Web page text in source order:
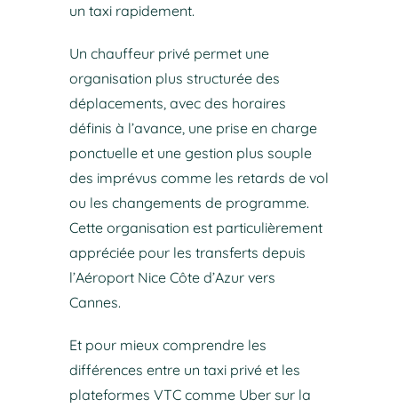
un taxi rapidement.
Un chauffeur privé permet une
organisation plus structurée des
déplacements, avec des horaires
définis à l’avance, une prise en charge
ponctuelle et une gestion plus souple
des imprévus comme les retards de vol
ou les changements de programme.
Cette organisation est particulièrement
appréciée pour les transferts depuis
l’Aéroport Nice Côte d’Azur vers
Cannes.
Et pour mieux comprendre les
différences entre un taxi privé et les
plateformes VTC comme Uber sur la